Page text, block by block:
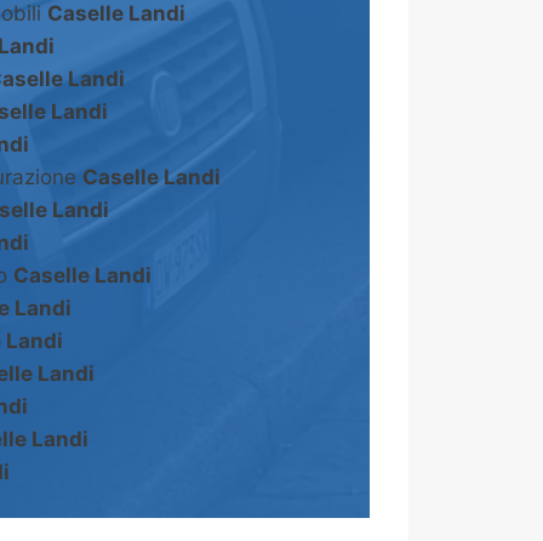
Caselle Landi
Landi
Landi
Caselle Landi
Landi
Caselle Landi
Landi
Landi
Landi
Landi